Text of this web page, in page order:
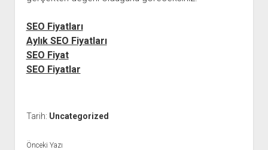
SEO Fiyatları
Aylık SEO Fiyatları
SEO Fiyat
SEO Fiyatlar
Tarih: Uncategorized
Önceki Yazı